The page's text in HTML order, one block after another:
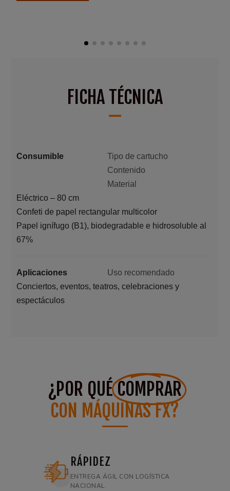
FICHA TÉCNICA
Consumible
Tipo de cartucho
Contenido
Material
Eléctrico – 80 cm
Confeti de papel rectangular multicolor
Papel ignífugo (B1), biodegradable e hidrosoluble al
67%
Aplicaciones
Uso recomendado
Conciertos, eventos, teatros, celebraciones y
espectáculos
¿POR QUÉCOMPRAR
CON MÁQUINAS FX?
RÁPIDEZ
ENTREGA ÁGIL CON LOGÍSTICA
NACIONAL.